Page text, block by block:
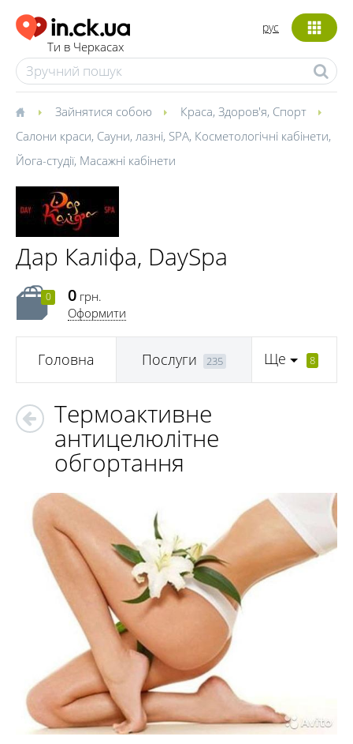
Ти в Черкасах
рус
Зайнятися собою Краса, Здоров'я, Спорт
Салони краси, Сауни, лазні, SPA, Косметологічні кабінети,
Йога-студії, Масажні кабінети
Дар Каліфа, DaySpa
0 0 грн.
Оформити
Головна Послуги 235 Ще 8
Термоактивне
антицелюлітне
обгортання